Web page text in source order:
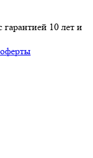
гарантией 10 лет и